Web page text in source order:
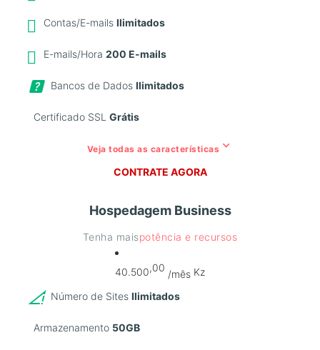
Contas/E-mailsIlimitados
E-mails/Hora200 E-mails
Bancos de DadosIlimitados
Certificado SSLGrátis
Veja todas as características keyboard_arrow_down
CONTRATE AGORA
Hospedagem Business
Tenha maispotência e recursos
40.500,00
/mês Kz
Número de SitesIlimitados
Armazenamento 50GB